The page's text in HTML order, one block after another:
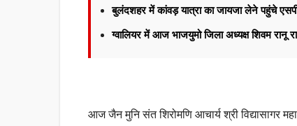
बुलंदशहर में कांवड़ यात्रा का जायजा लेने पहुंचे एसपी
ग्वालियर में आज भाजयुमो जिला अध्यक्ष शिवम रानू
आज जैन मुनि संत शिरोमणि आचार्य श्री विद्यासागर